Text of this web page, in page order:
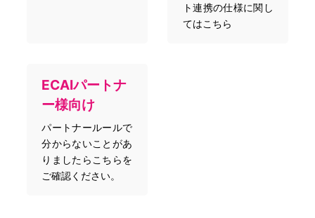
ト連携の仕様に関し
てはこちら
ECAIパートナ
ー様向け
パートナールールで
分からないことがあ
りましたらこちらを
ご確認ください。